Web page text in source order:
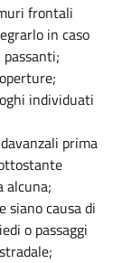
frontali
in caso
individuati
prima
alcuna;
siano causa di
o passaggi